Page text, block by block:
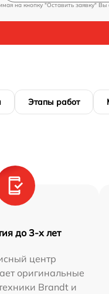
на кнопку "Оставить заявку" Вы
Этапы работ
до 3-х лет
центр
оригинальные
Brandt и